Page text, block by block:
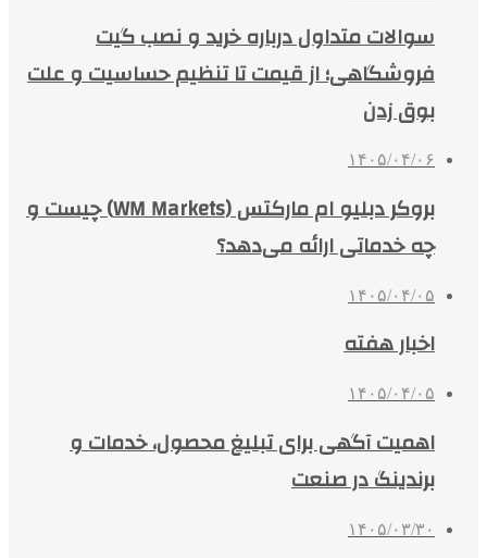
سوالات متداول درباره خرید و نصب گیت
فروشگاهی؛ از قیمت تا تنظیم حساسیت و علت
بوق زدن
۱۴۰۵/۰۴/۰۶
بروکر دبلیو ام مارکتس (WM Markets) چیست و
چه خدماتی ارائه می‌دهد؟
۱۴۰۵/۰۴/۰۵
اخبار هفته
۱۴۰۵/۰۴/۰۵
اهمیت آگهی برای تبلیغ محصول، خدمات و
برندینگ در صنعت
۱۴۰۵/۰۳/۳۰